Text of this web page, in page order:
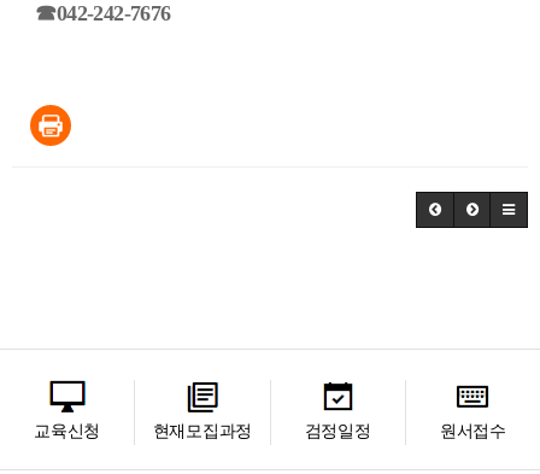
☎042-242-7676
교육신청 현재모집과정 검정일정 원서접수